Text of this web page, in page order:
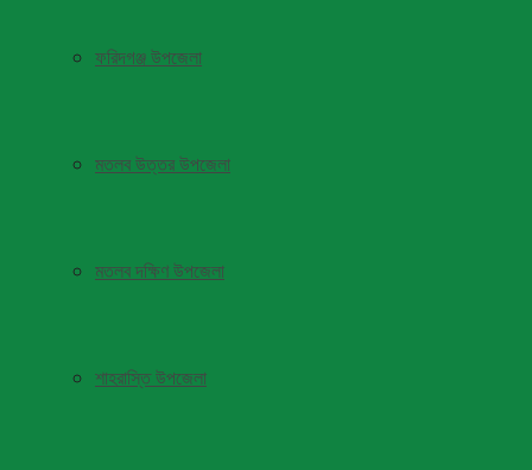
ফরিদগঞ্জ উপজেলা
মতলব উত্তর উপজেলা
মতলব দক্ষিণ উপজেলা
শাহরাস্তি উপজেলা